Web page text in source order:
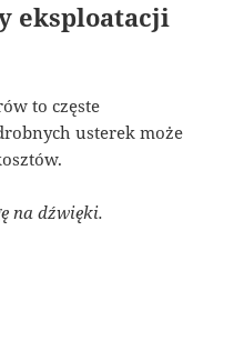
eksploatacji
to częste
usterek może
na dźwięki.